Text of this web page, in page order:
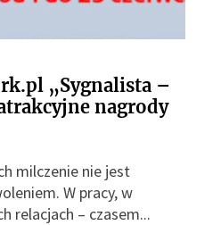
„Sygnalista –
nagrody
milczenie nie jest
W pracy, w
relacjach – czasem...